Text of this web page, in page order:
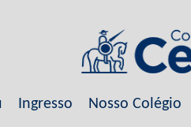
Ingresso Nosso Colégio